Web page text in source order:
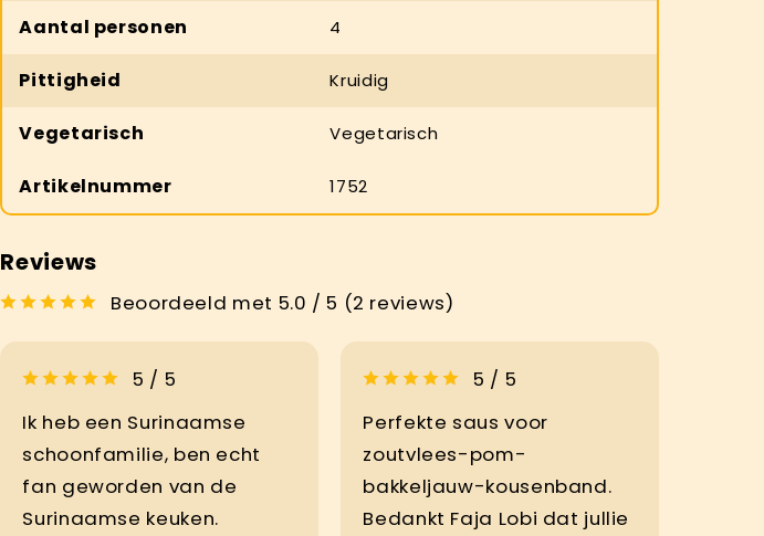
Aantal personen 4
Pittigheid Kruidig
Vegetarisch Vegetarisch
Artikelnummer 1752
Reviews
Beoordeeld met 5.0 / 5 (2 reviews)
5 / 5
Ik heb een Surinaamse
schoonfamilie, ben echt
fan geworden van de
Surinaamse keuken.
5 / 5
Perfekte saus voor
zoutvlees-pom-
bakkeljauw-kousenband.
Bedankt Faja Lobi dat jullie